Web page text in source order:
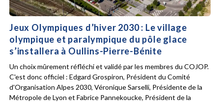
Jeux Olympiques d’hiver 2030 : Le village
olympique et paralympique du pôle glace
s’installera à Oullins-Pierre-Bénite
Un choix mûrement réfléchi et validé par les membres du COJOP.
C'est donc officiel : Edgard Grospiron, Président du Comité
d'Organisation Alpes 2030, Véronique Sarselli, Présidente de la
Métropole de Lyon et Fabrice Pannekoucke, Président de la